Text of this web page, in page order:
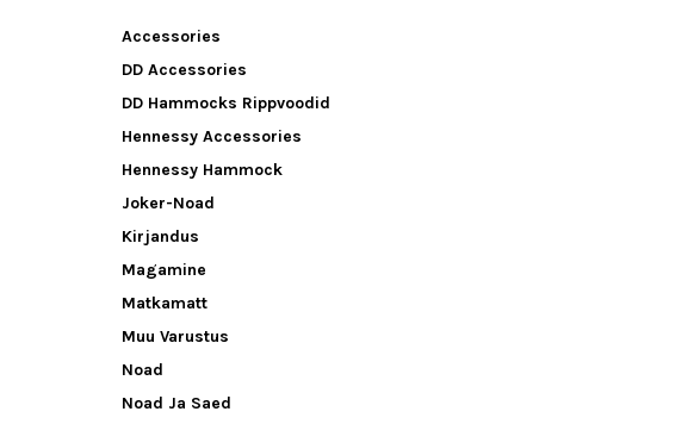
Accessories
DD Accessories
DD Hammocks Rippvoodid
Hennessy Accessories
Hennessy Hammock
Joker-Noad
Kirjandus
Magamine
Matkamatt
Muu Varustus
Noad
Noad Ja Saed